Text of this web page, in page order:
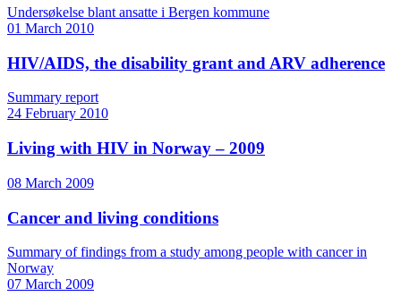
Undersøkelse blant ansatte i Bergen kommune
01 March 2010
HIV/AIDS, the disability grant and ARV adherence
Summary report
24 February 2010
Living with HIV in Norway – 2009
08 March 2009
Cancer and living conditions
Summary of findings from a study among people with cancer in
Norway
07 March 2009